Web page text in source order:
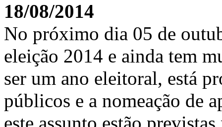
18/08/2014
No próximo dia 05 de
eleição 2014 e ainda tem
ser um ano eleitoral, está
públicos e a nomeação de